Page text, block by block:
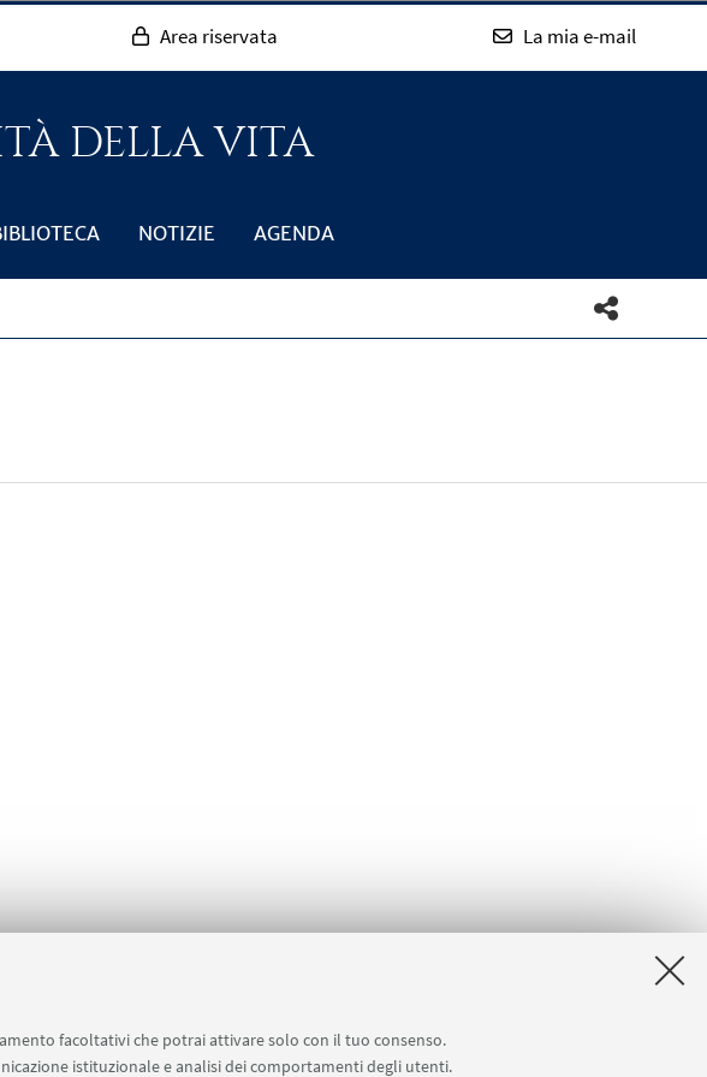
facoltativi che potrai attivare solo con il tuo consenso.
istituzionale e analisi dei comportamenti degli utenti.
Area riservata La mia e-mail
DELLA VITA
NOTIZIE AGENDA